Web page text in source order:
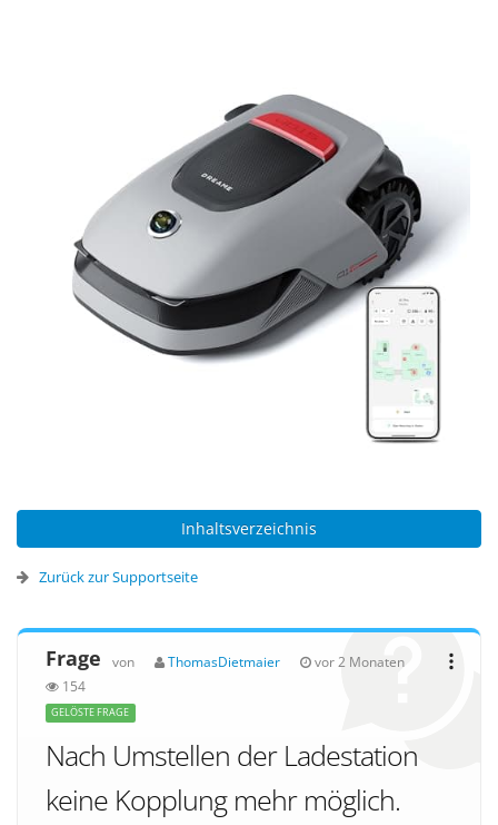
Inhaltsverzeichnis
Zurück zur Supportseite
Frage von ThomasDietmaier
vor 2 Monaten
154
GELÖSTE FRAGE
Nach Umstellen der Ladestation
keine Kopplung mehr möglich.